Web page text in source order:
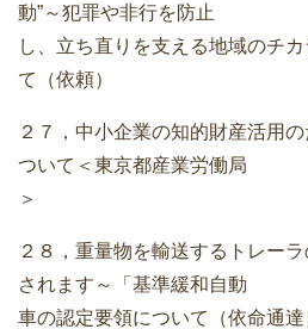
動”～犯罪や非行を防止
し、立ち直りを支える地域のチ
て（依頼）
２７，中小企業の知的財産活用
ついて＜東京都産業労働局
＞
２８，重量物を輸送するトレー
されます～「基準緩和自動
車の認定要領について（依命通